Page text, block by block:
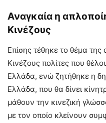
Αναγκαία η
Κινέζους
Επίσης τέθηκε το θέμα της
Κινέζους πολίτες που
Ελλάδα, ενώ ζητήθηκε η
Ελλάδα, που θα δίνει
μάθουν την κινεζική
με τον οποίο κλείνουν